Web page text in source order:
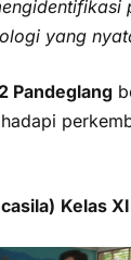
yang
Pandeglang
Kelas